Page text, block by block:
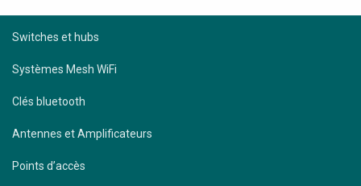
Switches et hubs
Systèmes Mesh WiFi
Clés bluetooth
Antennes et Amplificateurs
Points d’accès